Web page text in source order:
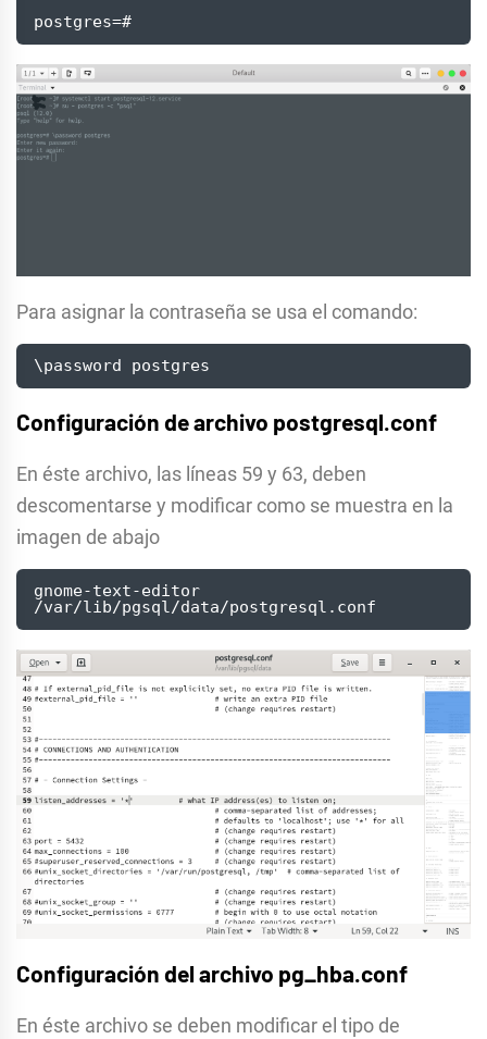
postgres=#
Para asignar la contraseña se usa el comando:
\password postgres
Configuración de archivo postgresql.conf
En éste archivo, las líneas 59 y 63, deben
descomentarse y modificar como se muestra en la
imagen de abajo
gnome-text-editor
/var/lib/pgsql/data/postgresql.conf
Configuración del archivo pg_hba.conf
En éste archivo se deben modificar el tipo de